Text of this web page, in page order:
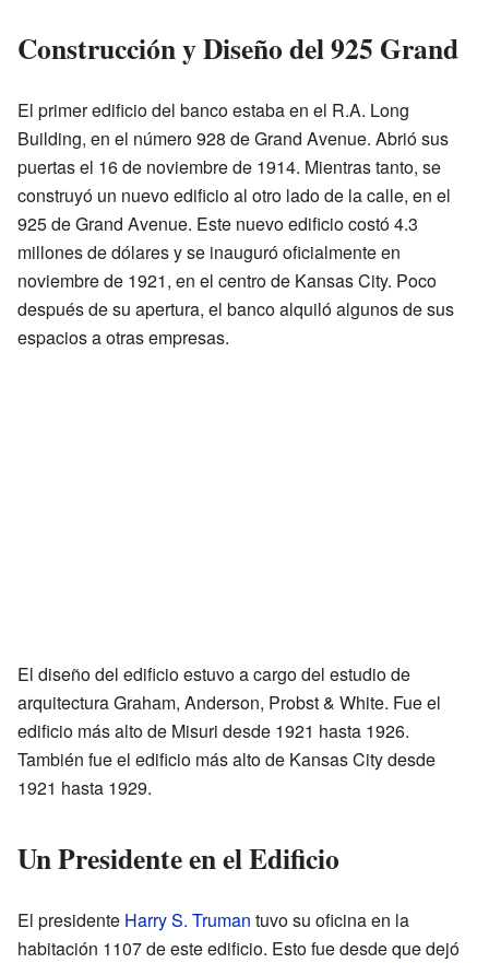
Construcción y Diseño del 925 Grand
El primer edificio del banco estaba en el R.A. Long
Building, en el número 928 de Grand Avenue. Abrió sus
puertas el 16 de noviembre de 1914. Mientras tanto, se
construyó un nuevo edificio al otro lado de la calle, en el
925 de Grand Avenue. Este nuevo edificio costó 4.3
millones de dólares y se inauguró oficialmente en
noviembre de 1921, en el centro de Kansas City. Poco
después de su apertura, el banco alquiló algunos de sus
espacios a otras empresas.
El diseño del edificio estuvo a cargo del estudio de
arquitectura Graham, Anderson, Probst & White. Fue el
edificio más alto de Misuri desde 1921 hasta 1926.
También fue el edificio más alto de Kansas City desde
1921 hasta 1929.
Un Presidente en el Edificio
El presidente Harry S. Truman tuvo su oficina en la
habitación 1107 de este edificio. Esto fue desde que dejó